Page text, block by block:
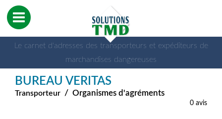
Le carnet d'adresses des transporteurs et expéditeurs de
marchandises dangereuses
BUREAU VERITAS
Transporteur / Organismes d'agréments
0 avis